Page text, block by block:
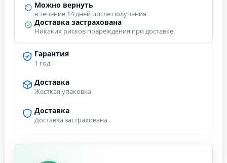
Гарантия
1 год
Доставка
Жесткая упаковка
Доставка
Доставка застрахована
Можно вернуть
в течение 14 дней после получения
Доставка застрахована
Никаких рисков повреждения при доставке.